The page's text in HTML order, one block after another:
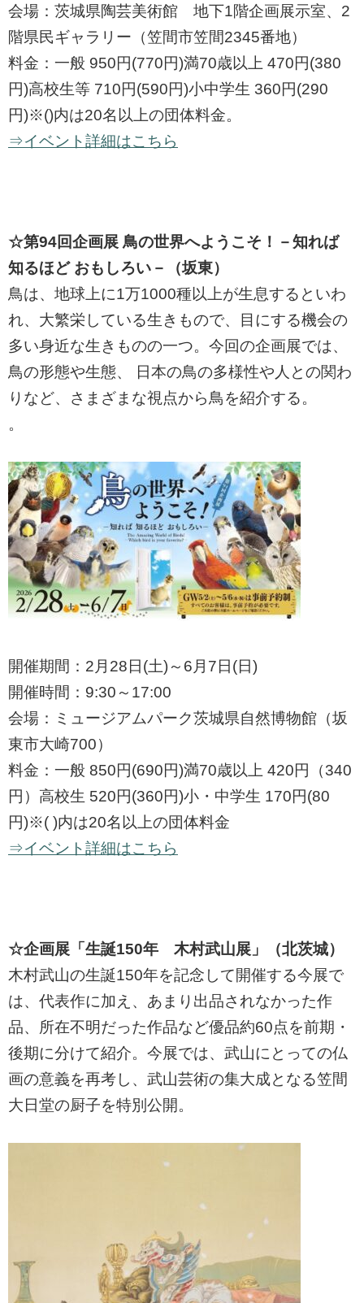
会場：茨城県陶芸美術館 地下1階企画展示室、2
階県民ギャラリー（笠間市笠間2345番地）
料金：一般 950円(770円)満70歳以上 470円(380
円)高校生等 710円(590円)小中学生 360円(290
円)※()内は20名以上の団体料金。
⇒イベント詳細はこちら
☆第94回企画展 鳥の世界へようこそ！－知れば
知るほど おもしろい－（坂東）
鳥は、地球上に1万1000種以上が生息するといわ
れ、大繁栄している生きもので、目にする機会の
多い身近な生きものの一つ。今回の企画展では、
鳥の形態や生態、 日本の鳥の多様性や人との関わ
りなど、さまざまな視点から鳥を紹介する。
。
開催期間：2月28日(土)～6月7日(日)
開催時間：9:30～17:00
会場：ミュージアムパーク茨城県自然博物館（坂
東市大崎700）
料金：一般 850円(690円)満70歳以上 420円（340
円）高校生 520円(360円)小・中学生 170円(80
円)※( )内は20名以上の団体料金
⇒イベント詳細はこちら
☆企画展「生誕150年 木村武山展」（北茨城）
木村武山の生誕150年を記念して開催する今展で
は、代表作に加え、あまり出品されなかった作
品、所在不明だった作品など優品約60点を前期・
後期に分けて紹介。今展では、武山にとっての仏
画の意義を再考し、武山芸術の集大成となる笠間
大日堂の厨子を特別公開。